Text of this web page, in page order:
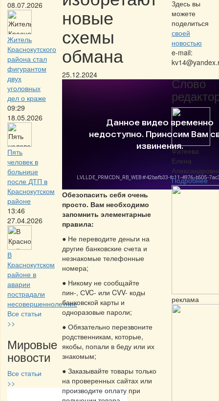
08.07.2026
Житель
Краснокутского
района стал
фигурантом
двух
уголовных
дел о краже
09:29
18.05.2026
Пять
человек в
больнице
после ДТП в
Краснокутском
районе
13:46
27.04.2026
В
Краснокутском
районе в
аварии
пострадали
несовершеннолетние
Все статьи
>>
Мировые
новости
Все статьи
>>
новые
схемы
обмана
25.12.2024
Обезопасить себя очень
просто. Вам необходимо
запомнить элементарные
правила:
● Не переводите деньги на
другие банковские счета и
незнакомые телефонные
номера;
● Никому не сообщайте
пин-, СVC- или CVV- коды
банковской карты и
одноразовые пароли;
● Обязательно перезвоните
родственникам, которые,
якобы, попали в беду или их
знакомым;
● Заказывайте товары только
на проверенных сайтах или
производите оплату при
Здесь вы
можете
поделиться
своей
новостью
e-mail:
Слово
Фатеева
Елена
Подробнее
реклама